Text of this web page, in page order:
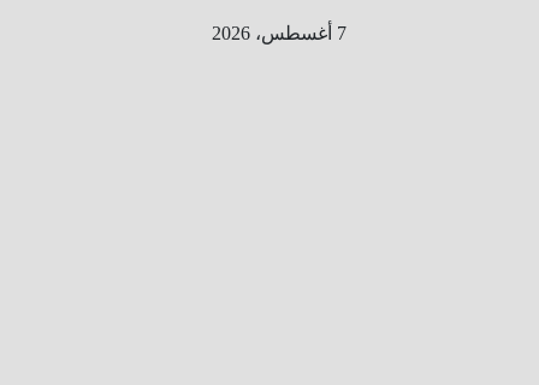
7 أغسطس، 2026